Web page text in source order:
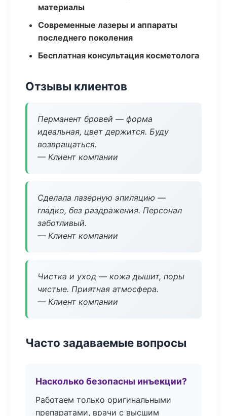
материалы
Современные лазеры и аппараты
последнего поколения
Бесплатная консультация косметолога
Отзывы клиентов
Перманент бровей — форма
идеальная, цвет держится. Буду
возвращаться.
— Клиент компании
Сделала лазерную эпиляцию —
гладко, без раздражения. Персонал
заботливый.
— Клиент компании
Чистка и уход — кожа дышит, поры
чистые. Приятная атмосфера.
— Клиент компании
Часто задаваемые вопросы
Насколько безопасны инъекции?
Работаем только оригинальными
препаратами, врачи с высшим